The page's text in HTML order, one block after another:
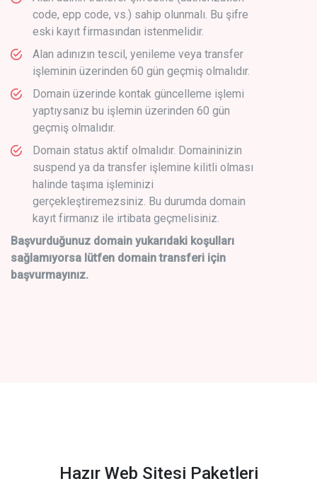
code, epp code, vs.) sahip olunmalı. Bu şifre
eski kayıt firmasından istenmelidir.
Alan adınızın tescil, yenileme veya transfer
işleminin üzerinden 60 gün geçmiş olmalıdır.
Domain üzerinde kontak güncelleme işlemi
yaptıysanız bu işlemin üzerinden 60 gün
geçmiş olmalıdır.
Domain status aktif olmalıdır. Domaininizin
suspend ya da transfer işlemine kilitli olması
halinde taşıma işleminizi
gerçekleştiremezsiniz. Bu durumda domain
kayıt firmanız ile irtibata geçmelisiniz.
Başvurduğunuz domain yukarıdaki koşulları
sağlamıyorsa lütfen domain transferi için
başvurmayınız.
Hazır Web Sitesi Paketleri